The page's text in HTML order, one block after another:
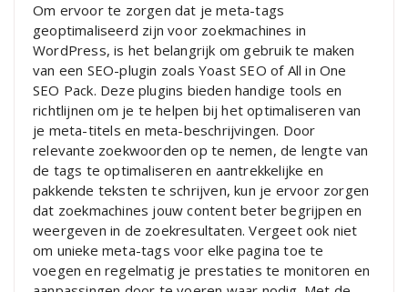
Om ervoor te zorgen dat je meta-tags
geoptimaliseerd zijn voor zoekmachines in
WordPress, is het belangrijk om gebruik te maken
van een SEO-plugin zoals Yoast SEO of All in One
SEO Pack. Deze plugins bieden handige tools en
richtlijnen om je te helpen bij het optimaliseren van
je meta-titels en meta-beschrijvingen. Door
relevante zoekwoorden op te nemen, de lengte van
de tags te optimaliseren en aantrekkelijke en
pakkende teksten te schrijven, kun je ervoor zorgen
dat zoekmachines jouw content beter begrijpen en
weergeven in de zoekresultaten. Vergeet ook niet
om unieke meta-tags voor elke pagina toe te
voegen en regelmatig je prestaties te monitoren en